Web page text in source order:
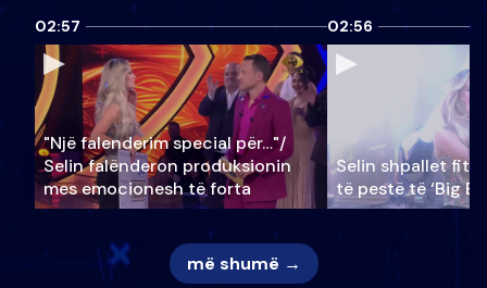
02:57
"Një falenderim special për…"/
Selin falënderon produksionin
mes emocionesh të forta
02:56
Selin shpallet
të pestë të ‘Big
më shumë →